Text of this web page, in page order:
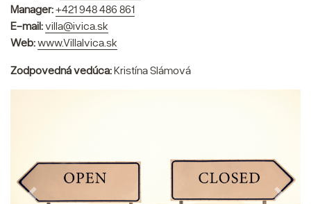
Manager:+421 948 486 861
E-mail:villa@ivica.sk
Web:www.VillaIvica.sk
Zodpovedná vedúca:Kristína Slámová